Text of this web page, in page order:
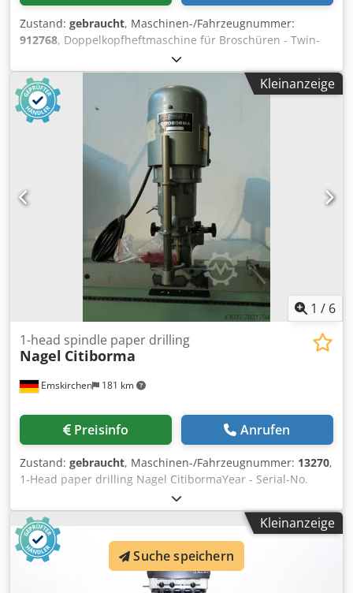
Zustand: gebraucht, Maschinen-/Fahrzeugnummer:
912768, Doppelkopfheftmaschine für Broschüren - Twin-
headed Stapler for Booklets - Pads Nagel Multinak SSerial-
No. 18093 Dkjdpfsh Axq Aox Ab Der Online-Video-
Inspection by Skype-Video We would be very pleased with
your visit - more machines on Stock Available Immediately
- Can be inspect On Stock Emskirchen / Nürnberg - Can be
Kleinanzeige
1 / 6
Emskirchen 181 km
1-head spindle paper drilling
Nagel Citiborma
Preisinfo Anrufen
Zustand: gebraucht, Maschinen-/Fahrzeugnummer: 13270,
1-Head paper drilling Nagel CitibormaYear - Serial-No.
S129 Online-Video-Inspection by Skype-Video We would be
very pleased with your visit - more machines on Stock
Available Immediately - Can be inspect Dodpsh Aw Ukjfx
Ab Djkr On Stock Emskirchen / Nürnberg - Can be test
Kleinanzeige
Suche speichern